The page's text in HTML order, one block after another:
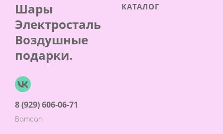
Шары
Электросталь
Воздушные
подарки.
8 (929) 606-06-71
Ватсап
КАТАЛОГ